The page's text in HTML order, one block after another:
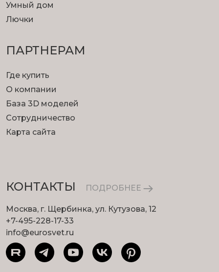
Умный дом
Лючки
ПАРТНЕРАМ
Где купить
О компании
База 3D моделей
Сотрудничество
Карта сайта
КОНТАКТЫ ПОДРОБНЕЕ
Москва, г. Щербинка, ул. Кутузова, 12
+7-495-228-17-33
info@eurosvet.ru